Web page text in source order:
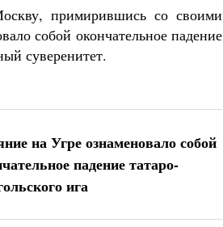
примирившись со своими
собой окончательное падение
суверенитет.
на Угре ознаменовало собой
падение татаро-
ига